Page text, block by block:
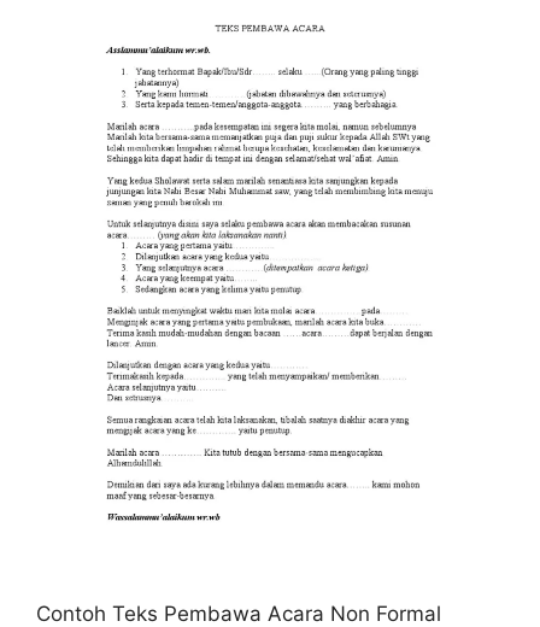
Contoh Teks Pembawa Acara Non Formal